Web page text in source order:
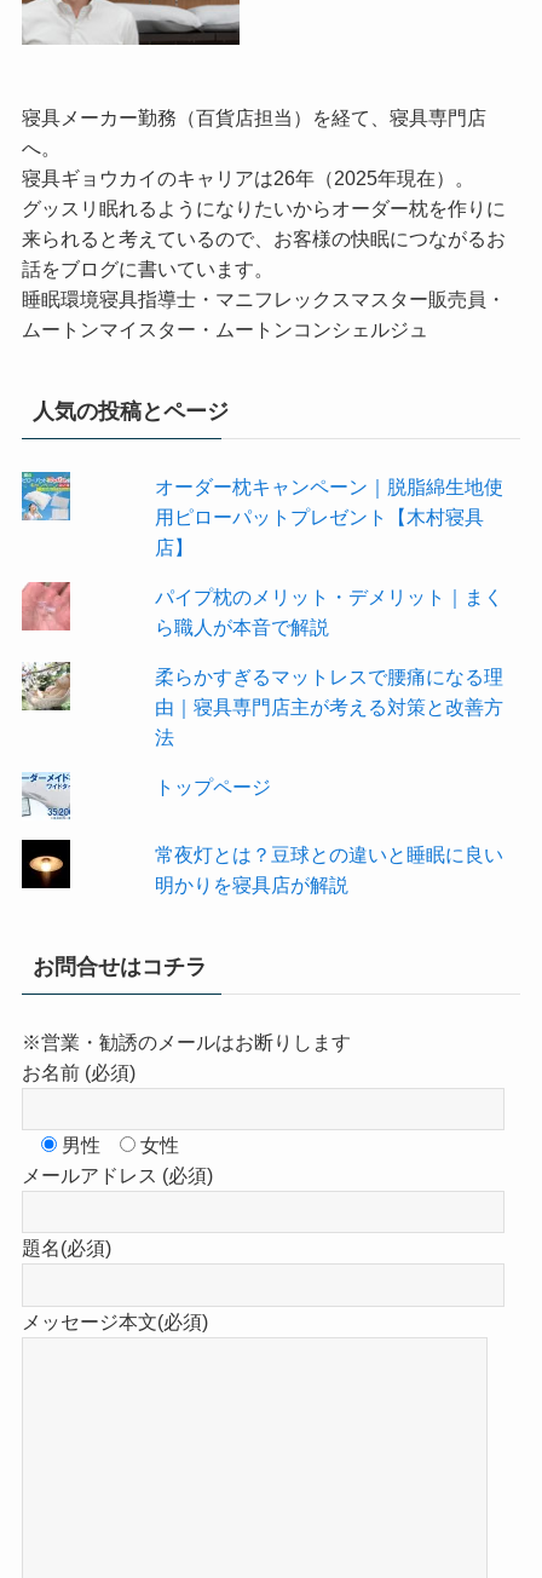
寝具メーカー勤務（百貨店担当）を経て、寝具専門店
へ。
寝具ギョウカイのキャリアは26年（2025年現在）。
グッスリ眠れるようになりたいからオーダー枕を作りに
来られると考えているので、お客様の快眠につながるお
話をブログに書いています。
睡眠環境寝具指導士・マニフレックスマスター販売員・
ムートンマイスター・ムートンコンシェルジュ
人気の投稿とページ
オーダー枕キャンペーン｜脱脂綿生地使
用ピローパットプレゼント【木村寝具
店】
パイプ枕のメリット・デメリット｜まく
ら職人が本音で解説
柔らかすぎるマットレスで腰痛になる理
由｜寝具専門店主が考える対策と改善方
法
トップページ
常夜灯とは？豆球との違いと睡眠に良い
明かりを寝具店が解説
お問合せはコチラ
※営業・勧誘のメールはお断りします
お名前 (必須)
男性
女性
メールアドレス (必須)
題名(必須)
メッセージ本文(必須)